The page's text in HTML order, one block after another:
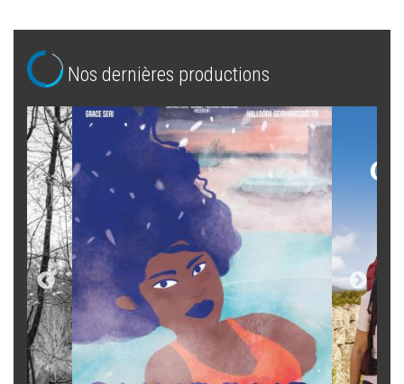
Nos dernières productions